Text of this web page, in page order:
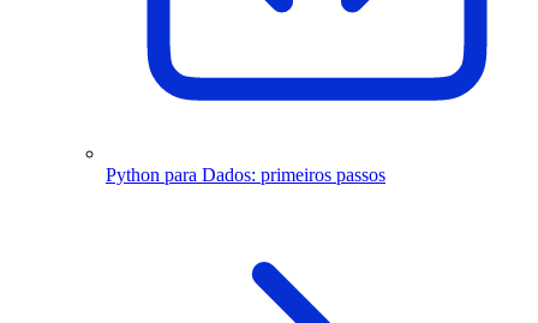
Python para Dados: primeiros passos